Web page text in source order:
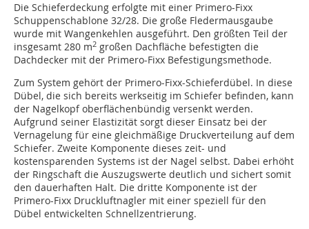
Die Schieferdeckung erfolgte mit einer Primero-Fixx
Schuppenschablone 32/28. Die große Fledermausgaube
wurde mit Wangenkehlen ausgeführt. Den größten Teil der
insgesamt 280 m2 großen Dachfläche befestigten die
Dachdecker mit der Primero-Fixx Befestigungsmethode.
Zum System gehört der Primero-Fixx-Schieferdübel. In diese
Dübel, die sich bereits werkseitig im Schiefer befinden, kann
der Nagelkopf oberflächenbündig versenkt werden.
Aufgrund seiner Elastizität sorgt dieser Einsatz bei der
Vernagelung für eine gleichmäßige Druckverteilung auf dem
Schiefer. Zweite Komponente dieses zeit- und
kostensparenden Systems ist der Nagel selbst. Dabei erhöht
der Ringschaft die Auszugswerte deutlich und sichert somit
den dauerhaften Halt. Die dritte Komponente ist der
Primero-Fixx Druckluftnagler mit einer speziell für den
Dübel entwickelten Schnellzentrierung.